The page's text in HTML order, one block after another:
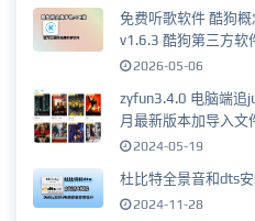
免费听歌软件 酷狗概
v1.6.3 酷狗第三方软
2026-05-06
zyfun3.4.0 电脑端追
月最新版本加导入文
2024-05-19
杜比特全景音和dts
2024-11-28